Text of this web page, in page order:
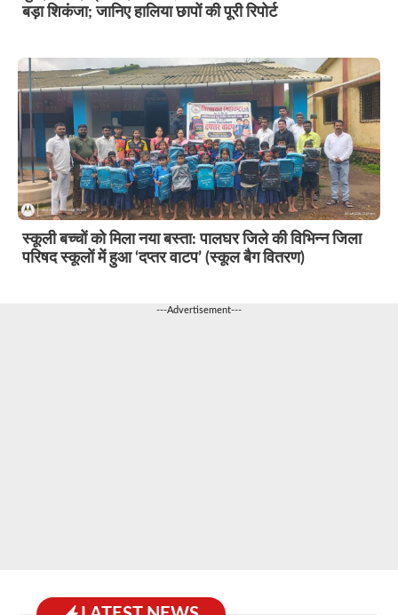
बड़ा शिकंजा; जानिए हालिया छापों की पूरी रिपोर्ट
स्कूली बच्चों को मिला नया बस्ता: पालघर जिले की विभिन्न जिला
परिषद स्कूलों में हुआ ‘दप्तर वाटप’ (स्कूल बैग वितरण)
---Advertisement---